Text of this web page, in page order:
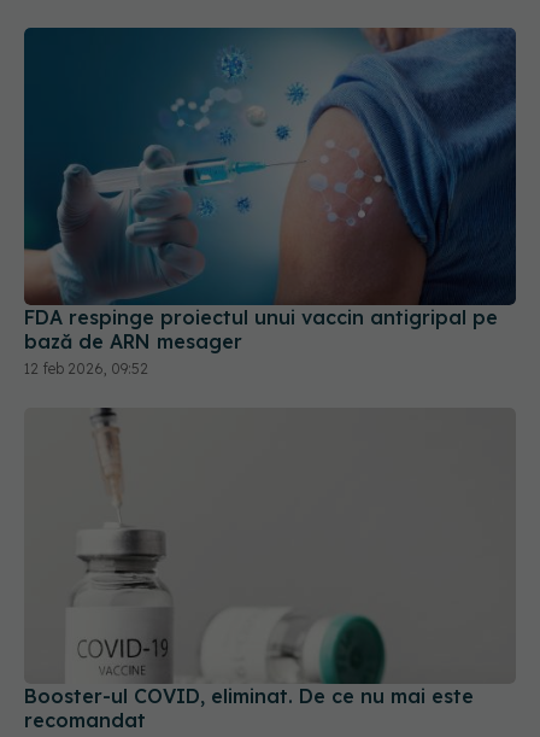
FDA respinge proiectul unui vaccin antigripal pe
bază de ARN mesager
12 feb 2026, 09:52
Booster-ul COVID, eliminat. De ce nu mai este
recomandat